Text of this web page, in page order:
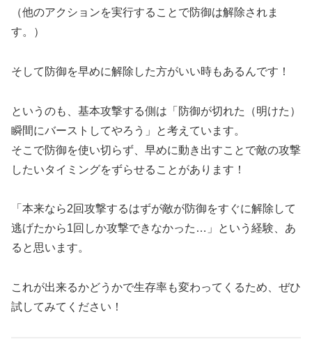
（他のアクションを実行することで防御は解除されま
す。）
そして防御を早めに解除した方がいい時もあるんです！
というのも、基本攻撃する側は「防御が切れた（明けた）
瞬間にバーストしてやろう」と考えています。
そこで防御を使い切らず、早めに動き出すことで敵の攻撃
したいタイミングをずらせることがあります！
「本来なら2回攻撃するはずが敵が防御をすぐに解除して
逃げたから1回しか攻撃できなかった…」という経験、あ
ると思います。
これが出来るかどうかで生存率も変わってくるため、ぜひ
試してみてください！